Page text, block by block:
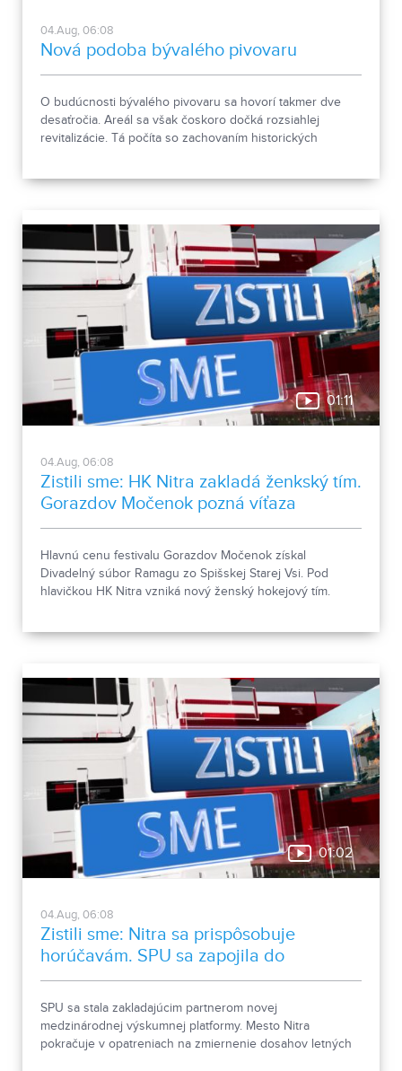
04.Aug, 06:08
Nová podoba bývalého pivovaru
O budúcnosti bývalého pivovaru sa hovorí takmer dve
desaťročia. Areál sa však čoskoro dočká rozsiahlej
revitalizácie. Tá počíta so zachovaním historických
01:11
04.Aug, 06:08
Zistili sme: HK Nitra zakladá ženkský tím.
Gorazdov Močenok pozná víťaza
Hlavnú cenu festivalu Gorazdov Močenok získal
Divadelný súbor Ramagu zo Spišskej Starej Vsi. Pod
hlavičkou HK Nitra vzniká nový ženský hokejový tím.
01:02
04.Aug, 06:08
Zistili sme: Nitra sa prispôsobuje
horúčavám. SPU sa zapojila do
medzinárodnej platformy
SPU sa stala zakladajúcim partnerom novej
medzinárodnej výskumnej platformy. Mesto Nitra
pokračuje v opatreniach na zmiernenie dosahov letných